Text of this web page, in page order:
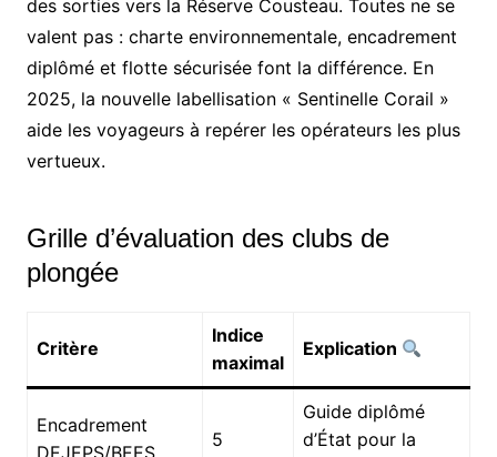
des sorties vers la Réserve Cousteau. Toutes ne se
valent pas : charte environnementale, encadrement
diplômé et flotte sécurisée font la différence. En
2025, la nouvelle labellisation « Sentinelle Corail »
aide les voyageurs à repérer les opérateurs les plus
vertueux.
Grille d’évaluation des clubs de
plongée
Critère
Indice
maximal
Explication
Encadrement
5
Guide diplômé
d’État pour la